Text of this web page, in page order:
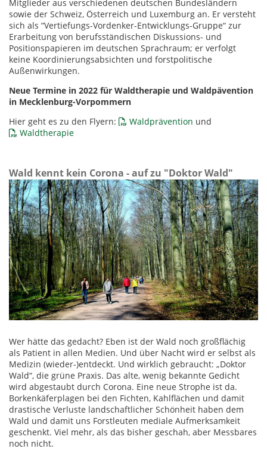
Mitglieder aus verschiedenen deutschen Bundesländern
sowie der Schweiz, Österreich und Luxemburg an. Er versteht
sich als “Vertiefungs-Vordenker-Entwicklungs-Gruppe“ zur
Erarbeitung von berufsständischen Diskussions- und
Positionspapieren im deutschen Sprachraum; er verfolgt
keine Koordinierungsabsichten und forstpolitische
Außenwirkungen.
Neue Termine in 2022 für Waldtherapie und Waldpävention
in Mecklenburg-Vorpommern
Hier geht es zu den Flyern:
Waldprävention und
Waldtherapie
Wald kennt kein Corona - auf zu "Doktor Wald"
Wer hätte das gedacht? Eben ist der Wald noch großflächig
als Patient in allen Medien. Und über Nacht wird er selbst als
Medizin (wieder-)entdeckt. Und wirklich gebraucht: „Doktor
Wald“, die grüne Praxis. Das alte, wenig bekannte Gedicht
wird abgestaubt durch Corona. Eine neue Strophe ist da.
Borkenkäferplagen bei den Fichten, Kahlflächen und damit
drastische Verluste landschaftlicher Schönheit haben dem
Wald und damit uns Forstleuten mediale Aufmerksamkeit
geschenkt. Viel mehr, als das bisher geschah, aber Messbares
noch nicht.